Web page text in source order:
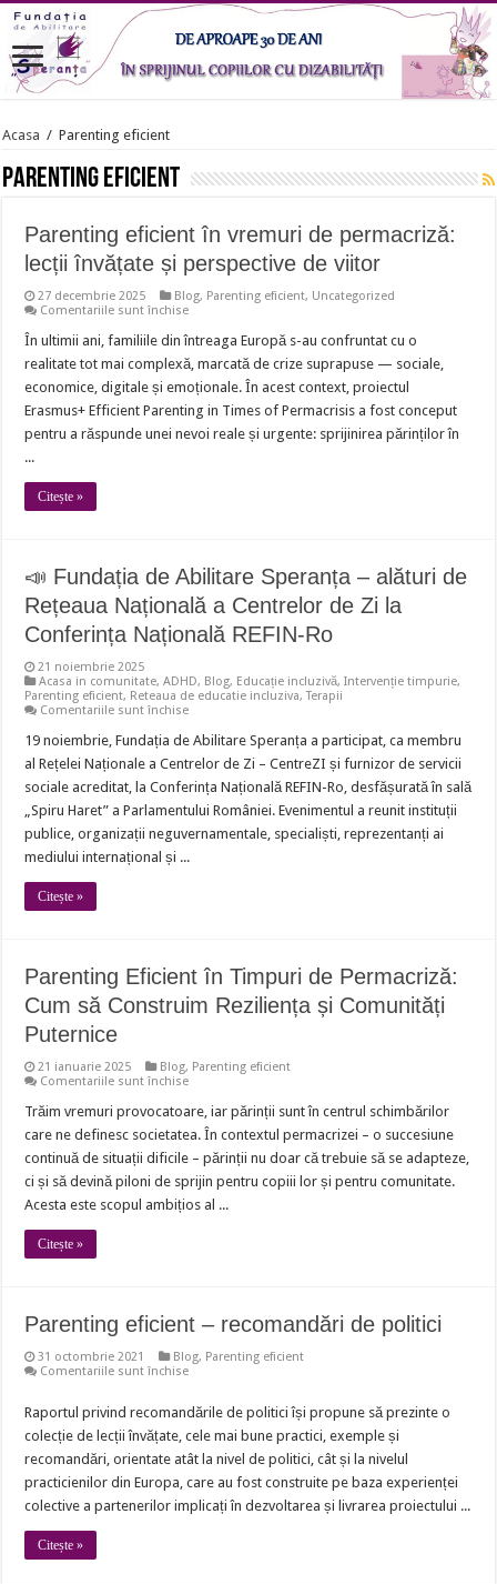
Acasa / Parenting eficient
Parenting eficient
Parenting eficient în vremuri de permacriză:
lecții învățate și perspective de viitor
27 decembrie 2025 Blog, Parenting eficient, Uncategorized
Comentariile sunt închisepentru
eficient
vremuri
de
permacriză:
lecții
învățate
și
În ultimii ani, familiile din întreaga Europă s-au confruntat cu o
realitate tot mai complexă, marcată de crize suprapuse — sociale,
economice, digitale și emoționale. În acest context, proiectul
Erasmus+ Efficient Parenting in Times of Permacrisis a fost conceput
pentru a răspunde unei nevoi reale și urgente: sprijinirea părinților în
...
Citește »
📣 Fundația de Abilitare Speranța – alături de
Rețeaua Națională a Centrelor de Zi la
Conferința Națională REFIN-Ro
21 noiembrie 2025
Acasa in comunitate,ADHD, Blog, Educație incluzivă,Intervenție timpurie,
Parenting eficient, Reteaua de educatie incluziva,Terapii
Comentariile sunt închisepentru
Fundația
Abilitare
Speranța
–
alături
Rețeaua
REFIN-
Ro
19 noiembrie, Fundația de Abilitare Speranța a participat, ca membru
al Rețelei Naționale a Centrelor de Zi – CentreZI și furnizor de servicii
sociale acreditat, la Conferința Națională REFIN-Ro, desfășurată în sală
„Spiru Haret” a Parlamentului României. Evenimentul a reunit instituții
publice, organizații neguvernamentale, specialiști, reprezentanți ai
mediului internațional și ...
Citește »
Parenting Eficient în Timpuri de Permacriză:
Cum să Construim Reziliența și Comunități
Puternice
21 ianuarie 2025 Blog, Parenting eficient
Comentariile sunt închisepentru
Eficient
Timpuri
Permacriză:
Cum
Construim
Trăim vremuri provocatoare, iar părinții sunt în centrul schimbărilor
care ne definesc societatea. În contextul permacrizei – o succesiune
continuă de situații dificile – părinții nu doar că trebuie să se adapteze,
ci și să devină piloni de sprijin pentru copiii lor și pentru comunitate.
Acesta este scopul ambițios al ...
Citește »
Parenting eficient – recomandări de politici
31 octombrie 2021 Blog, Parenting eficient
Comentariile sunt închisepentru
–
recomandări
de
politici
Raportul privind recomandările de politici își propune să prezinte o
colecție de lecții învățate, cele mai bune practici, exemple și
recomandări, orientate atât la nivel de politici, cât și la nivelul
practicienilor din Europa, care au fost construite pe baza experienței
colective a partenerilor implicați în dezvoltarea și livrarea proiectului ...
Citește »